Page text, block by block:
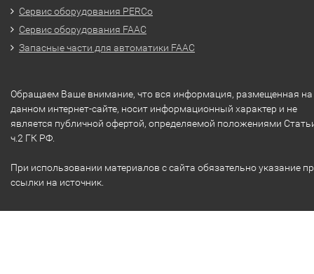
Сервис оборудования PERCo
Сервис оборудования FAAC
Запасные части для автоматики FAAC
Обращаем Ваше внимание, что вся информация, размещенная на
данном интернет-сайте, носит информационный характер и не
является публичной офертой, определяемой положениями
ч.2 ГК РФ.
При использовании материалов с сайта обязательно указание
ссылки на источник.